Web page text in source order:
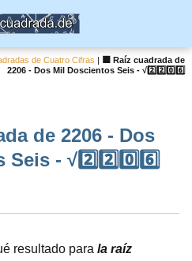
de Cuatro Cifras |
🟦 Raíz cuadrada de
2206 - Dos Mil Doscientos Seis - √2️⃣2️⃣0️⃣6️⃣
de 2206 - Dos
- √2️⃣2️⃣0️⃣6️⃣
resultado para la raíz